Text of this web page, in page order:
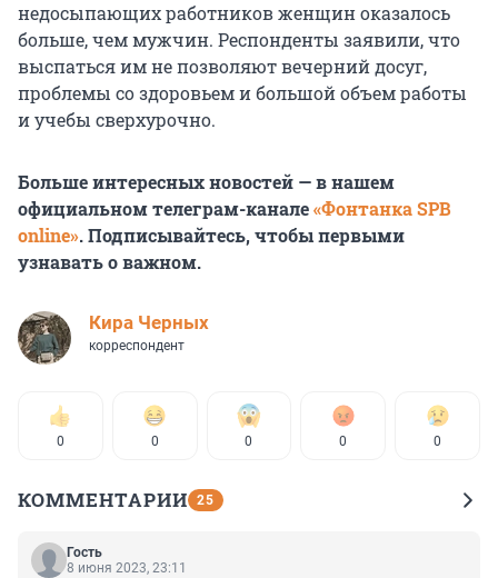
недосыпающих работников женщин оказалось
больше, чем мужчин. Респонденты заявили, что
выспаться им не позволяют вечерний досуг,
проблемы со здоровьем и большой объем работы
и учебы сверхурочно.
Больше интересных новостей — в нашем
официальном телеграм-канале«Фонтанка SPB
online». Подписывайтесь, чтобы первыми
узнавать о важном.
Кира Черных
корреспондент
0 0 0 0 0
КОММЕНТАРИИ 25
Гость
8 июня 2023, 23:11